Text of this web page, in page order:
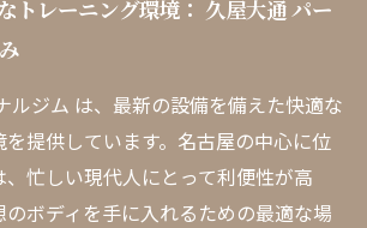
トレーニング環境： 久屋大通 パー
ルジム は、最新の設備を備えた快適な
を提供しています。名古屋の中心に位
忙しい現代人にとって利便性が高
のボディを手に入れるための最適な場